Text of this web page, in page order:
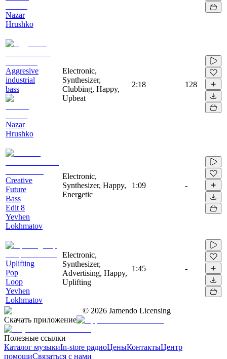
Nazar
Hrushko
Aggresive
industrial
bass
Nazar
Hrushko
Electronic,
Synthesizer,
Clubbing, Happy,
Upbeat
2:18 128
Creative
Future
Bass
Edit 8
Yevhen
Lokhmatov
Electronic,
Synthesizer, Happy,
Energetic
1:09 -
Uplifting
Pop
Loop
Yevhen
Lokhmatov
Electronic,
Synthesizer,
Advertising, Happy,
Uplifting
1:45 -
© 2026 Jamendo Licensing
Скачать приложение
Полезные ссылки
Каталог музыкиIn-store радиоЦеныКонтактыЦентр
помощиСвязаться с нами